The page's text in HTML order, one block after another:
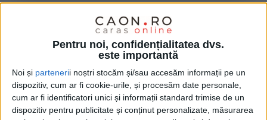
Pentru noi, confidențialitatea dvs.
este importantă
Noi și partenerii noștri stocăm și/sau accesăm informații pe un
dispozitiv, cum ar fi cookie-urile, și procesăm date personale,
cum ar fi identificatori unici și informații standard trimise de un
dispozitiv pentru publicitate și conținut personalizate, măsurarea
ŞTIRILE JUDEŢULUI CARAŞ-SEVERIN
IMPORTANT! IMPORTANT!
19 APRILIE 2024, 12:10 PM 1 MINUT DE CITIRE
REȘIȚA. În perioada 22 aprilie – 12 mai,